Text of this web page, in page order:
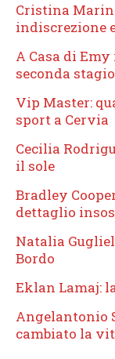
Cristina
indiscrezione
A Casa di
seconda
Vip Master:
sport a Cervia
Cecilia
il sole
Bradley
dettaglio
Natalia
Bordo
Eklan Lamaj:
Angelantonio
cambiato la